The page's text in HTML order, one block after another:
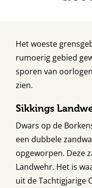
Het woeste
rumoerig gebied
sporen van
zien.
Sikkings
Dwars op de
een dubbele
opgeworpen. Deze
Landwehr. Het is
uit de Tachtigjarige